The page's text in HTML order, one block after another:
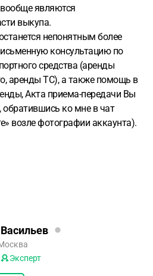
являются
выкупа.
непонятным более
консультацию по
средства (аренды
аренды ТС), а также помощь в
Акта приема-передачи Вы
обратившись ко мне в чат
возле фотографии аккаунта).
Эксперт